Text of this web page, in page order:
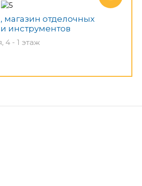
отделочных
инструментов
4 - 1 этаж